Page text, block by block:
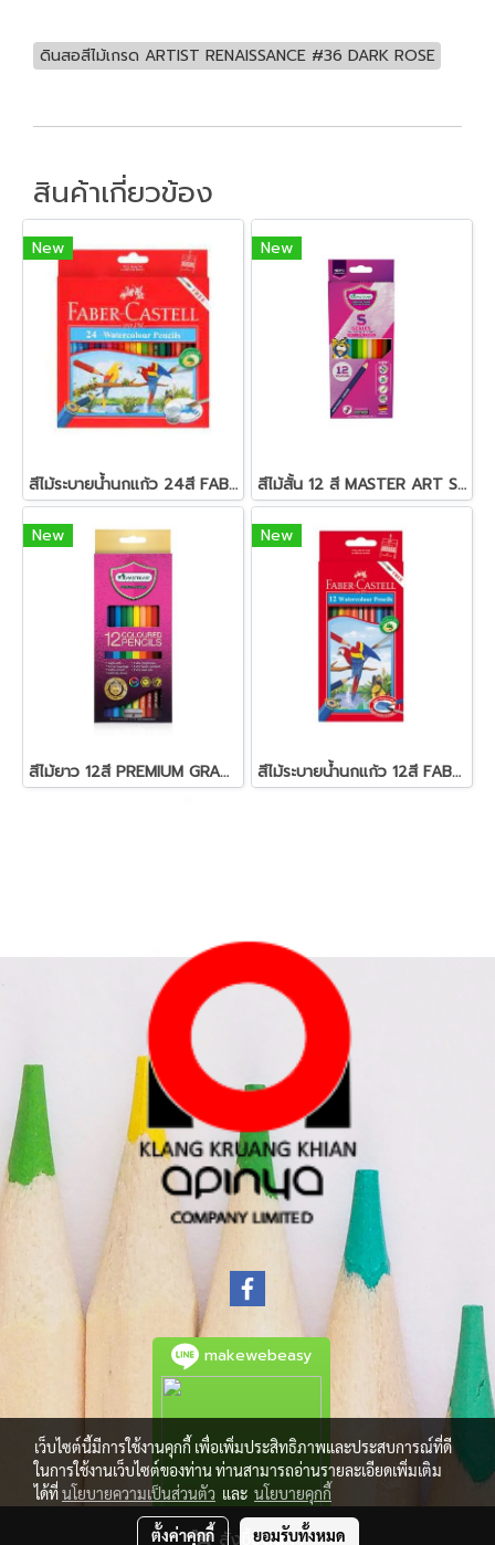
สั่งซื้อสินค้า
ดินสอสีไม้เกรด ARTIST RENAISSANCE #36 DARK ROSE
สินค้าเกี่ยวข้อง
New
สีไม้ระบายน้ำนกแก้ว 24สี FABER-CASTELL
New
สีไม้สั้น 12 สี MASTER ART S-SERIES
New
สีไม้ยาว 12สี PREMIUM GRADE MASTER-ART
New
สีไม้ระบายน้ำนกแก้ว 12สี FABER-CASTELL
makewebeasy
เว็บไซต์นี้มีการใช้งานคุกกี้ เพื่อเพิ่มประสิทธิภาพและประสบการณ์ที่ดี
ในการใช้งานเว็บไซต์ของท่าน ท่านสามารถอ่านรายละเอียดเพิ่มเติม
ได้ที่นโยบายความเป็นส่วนตัว และ นโยบายคุกกี้
ตั้งค่าคุกกี้ ยอมรับทั้งหมด